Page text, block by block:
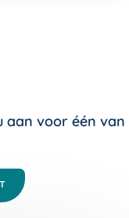
aan voor één van